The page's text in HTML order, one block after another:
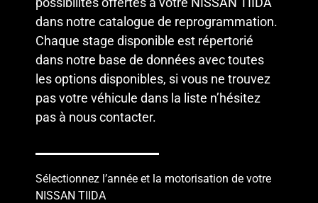
dans notre catalogue de reprogrammation.
Chaque stage disponible est répertorié
dans notre base de données avec toutes
les options disponibles, si vous ne trouvez
pas votre véhicule dans la liste n’hésitez
pas à nous contacter.
Sélectionnez l’année et la motorisation de votre
NISSAN TIIDA